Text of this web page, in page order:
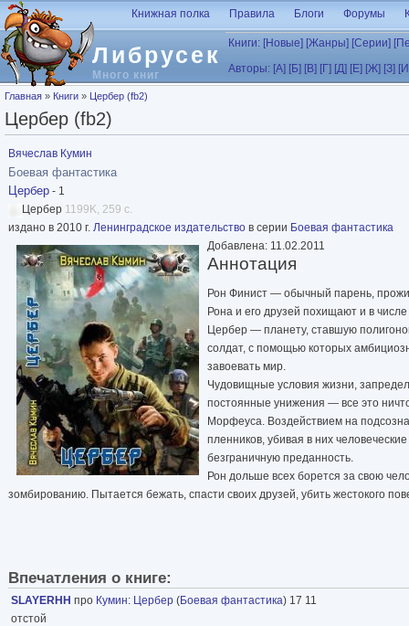
Перейти к основному содержанию
Либрусек
Много книг
Книжная полка Правила Блоги Форумы
Книги: [Новые] [Жанры] [Серии]
Авторы: [А] [Б] [В] [Г] [Д] [Е] [Ж] [З]
Вы здесь
Главная » Книги » Цербер (fb2)
Цербер (fb2)
Вячеслав Кумин
Боевая фантастика
Цербер - 1
Цербер 1199K, 259 с.
издано в 2010 г. Ленинградское издательство в серии Боевая фантастика
Добавлена: 11.02.2011
Аннотация
Рон Финист — обычный парень,
Рона и его друзей похищают и в
Цербер — планету, ставшую
солдат, с помощью которых
завоевать мир.
Чудовищные условия жизни,
постоянные унижения — все это
Морфеуса. Воздействием на
пленников, убивая в них
безграничную преданность.
Рон дольше всех борется за свою
зомбированию. Пытается бежать, спасти своих друзей, убить жестокого
Впечатления о книге:
SLAYERHH про Кумин: Цербер (Боевая фантастика) 17 11
отстой